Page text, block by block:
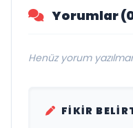
Yorumlar
Henüz yorum
FIKIR